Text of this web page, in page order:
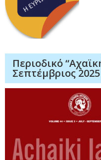
Περιοδικό
Σεπτέμβριος 2025